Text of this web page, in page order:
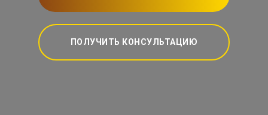
ПОЛУЧИТЬ КОНСУЛЬТАЦИЮ